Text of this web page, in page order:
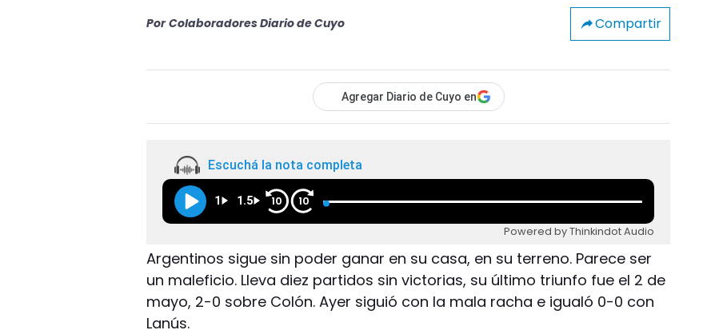
Por Colaboradores Diario de Cuyo Compartir
Agregar Diario de Cuyo en
Escuchá la nota completa
1 1.5 10 10
Powered by Thinkindot Audio
Argentinos sigue sin poder ganar en su casa, en su terreno. Parece ser
un maleficio. Lleva diez partidos sin victorias, su último triunfo fue el 2 de
mayo, 2-0 sobre Colón. Ayer siguió con la mala racha e igualó 0-0 con
Lanús.